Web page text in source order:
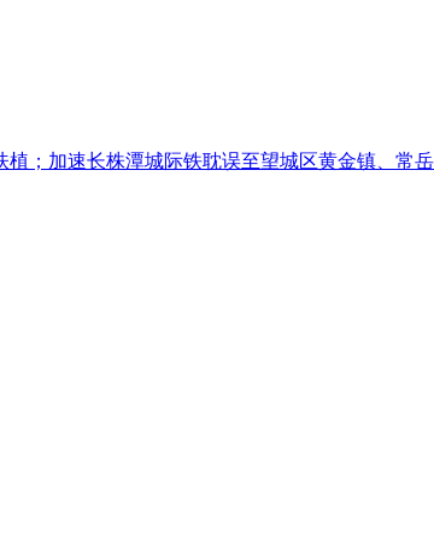
；加速长株潭城际铁耽误至望城区黄金镇、常